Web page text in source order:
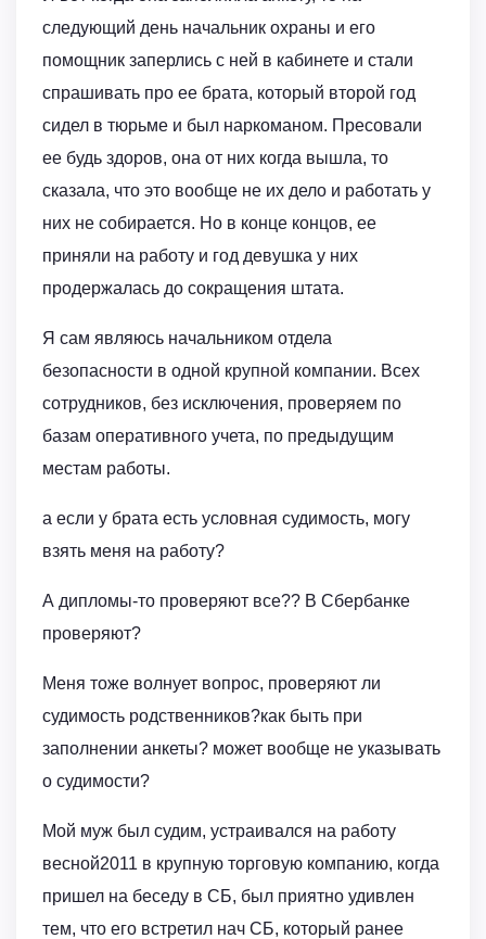
следующий день начальник охраны и его
помощник заперлись с ней в кабинете и стали
спрашивать про ее брата, который второй год
сидел в тюрьме и был наркоманом. Пресовали
ее будь здоров, она от них когда вышла, то
сказала, что это вообще не их дело и работать у
них не собирается. Но в конце концов, ее
приняли на работу и год девушка у них
продержалась до сокращения штата.
Я сам являюсь начальником отдела
безопасности в одной крупной компании. Всех
сотрудников, без исключения, проверяем по
базам оперативного учета, по предыдущим
местам работы.
а если у брата есть условная судимость, могу
взять меня на работу?
А дипломы-то проверяют все?? В Сбербанке
проверяют?
Меня тоже волнует вопрос, проверяют ли
судимость родственников?как быть при
заполнении анкеты? может вообще не указывать
о судимости?
Мой муж был судим, устраивался на работу
весной2011 в крупную торговую компанию, когда
пришел на беседу в СБ, был приятно удивлен
тем, что его встретил нач СБ, который ранее